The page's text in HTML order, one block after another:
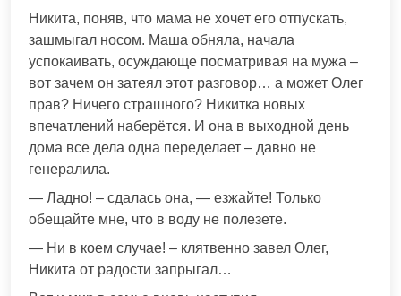
Никита, поняв, что мама не хочет его отпускать,
зашмыгал носом. Маша обняла, начала
успокаивать, осуждающе посматривая на мужа –
вот зачем он затеял этот разговор… а может Олег
прав? Ничего страшного? Никитка новых
впечатлений наберётся. И она в выходной день
дома все дела одна переделает – давно не
генералила.
— Ладно! – сдалась она, — езжайте! Только
обещайте мне, что в воду не полезете.
— Ни в коем случае! – клятвенно завел Олег,
Никита от радости запрыгал…